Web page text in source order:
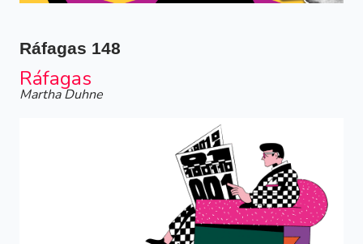
Ráfagas 148
Ráfagas
Martha Duhne